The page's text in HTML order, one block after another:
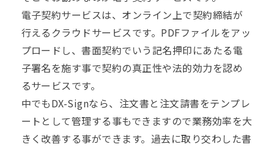
電子契約サービスは、オンライン上で契約締結が
行えるクラウドサービスです。PDFファイルをアッ
プロードし、書面契約でいう記名押印にあたる電
子署名を施す事で契約の真正性や法的効力を認め
るサービスです。
中でもDX-Signなら、注文書と注文請書をテンプレ
ートとして管理する事もできますので業務効率を大
きく改善する事ができます。過去に取り交わした書